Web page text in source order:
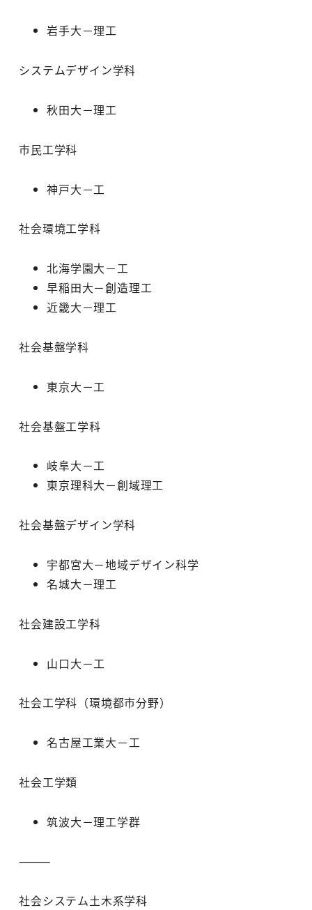
岩手大－理工
システムデザイン学科
秋田大－理工
市民工学科
神戸大－工
社会環境工学科
北海学園大－工
早稲田大－創造理工
近畿大－理工
社会基盤学科
東京大－工
社会基盤工学科
岐阜大－工
東京理科大－創域理工
社会基盤デザイン学科
宇都宮大－地域デザイン科学
名城大－理工
社会建設工学科
山口大－工
社会工学科（環境都市分野）
名古屋工業大－工
社会工学類
筑波大－理工学群
⸻
社会システム土木系学科